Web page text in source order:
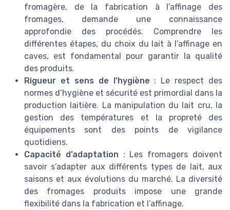
fromagère, de la fabrication à l’affinage des
fromages, demande une connaissance
approfondie des procédés. Comprendre les
différentes étapes, du choix du lait à l’affinage en
caves, est fondamental pour garantir la qualité
des produits.
Rigueur et sens de l’hygiène : Le respect des
normes d’hygiène et sécurité est primordial dans la
production laitière. La manipulation du lait cru, la
gestion des températures et la propreté des
équipements sont des points de vigilance
quotidiens.
Capacité d’adaptation : Les fromagers doivent
savoir s’adapter aux différents types de lait, aux
saisons et aux évolutions du marché. La diversité
des fromages produits impose une grande
flexibilité dans la fabrication et l’affinage.